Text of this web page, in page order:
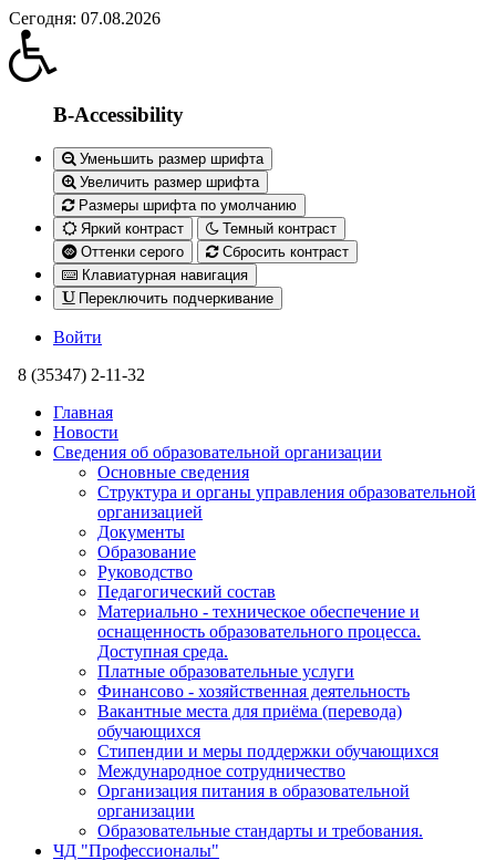
Сегодня: 07.08.2026
B-Accessibility
Уменьшить размер шрифта
Увеличить размер шрифта
Размеры шрифта по умолчанию
Яркий контраст
Темный контраст
Оттенки серого
Сбросить контраст
Клавиатурная навигация
Переключить подчеркивание
Войти
8 (35347) 2-11-32
Главная
Новости
Сведения об образовательной организации
Основные сведения
Структура и органы управления образовательной
организацией
Документы
Образование
Руководство
Педагогический состав
Материально - техническое обеспечение и
оснащенность образовательного процесса.
Доступная среда.
Платные образовательные услуги
Финансово - хозяйственная деятельность
Вакантные места для приёма (перевода)
обучающихся
Стипендии и меры поддержки обучающихся
Международное сотрудничество
Организация питания в образовательной
организации
Образовательные стандарты и требования.
ЧД "Профессионалы"